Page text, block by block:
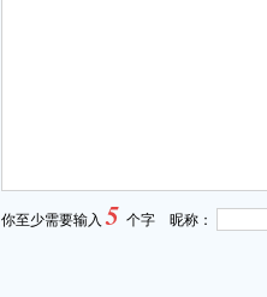
你至少需要输入5 个字 昵称：